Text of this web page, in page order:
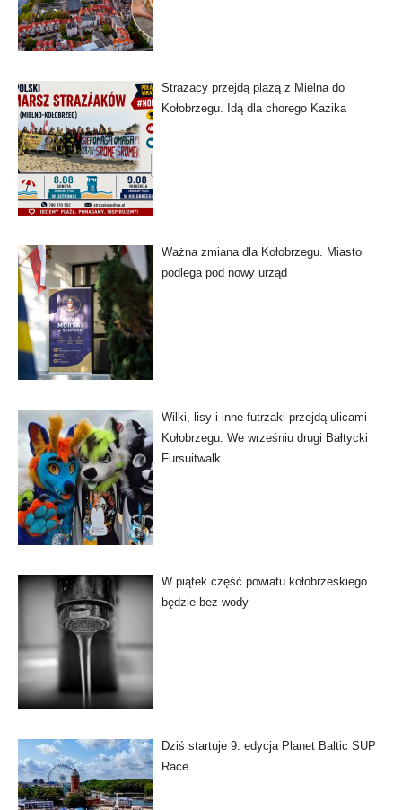
Strażacy przejdą plażą z Mielna do
Kołobrzegu. Idą dla chorego Kazika
Ważna zmiana dla Kołobrzegu. Miasto
podlega pod nowy urząd
Wilki, lisy i inne futrzaki przejdą ulicami
Kołobrzegu. We wrześniu drugi Bałtycki
Fursuitwalk
W piątek część powiatu kołobrzeskiego
będzie bez wody
Dziś startuje 9. edycja Planet Baltic SUP
Race